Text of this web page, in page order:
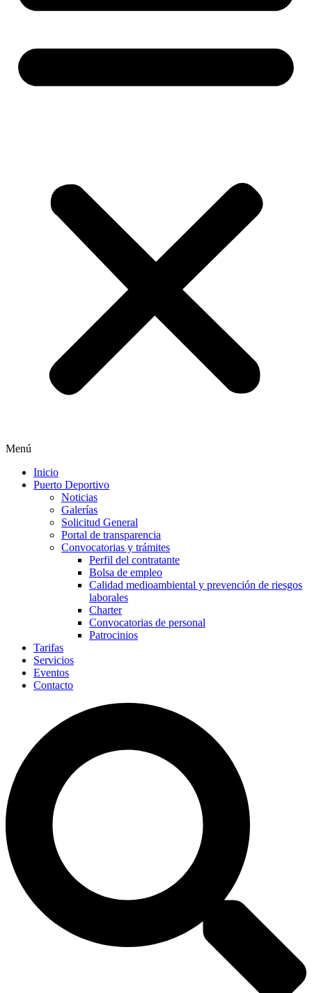
Menú
Inicio
Puerto Deportivo
Noticias
Galerías
Solicitud General
Portal de transparencia
Convocatorias y trámites
Perfil del contratante
Bolsa de empleo
Calidad medioambiental y prevención de riesgos
laborales
Charter
Convocatorias de personal
Patrocinios
Tarifas
Servicios
Eventos
Contacto